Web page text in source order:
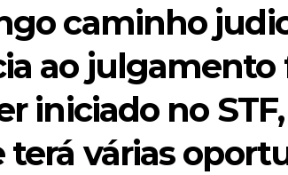
caminho
ao julgamento
iniciado no
terá várias